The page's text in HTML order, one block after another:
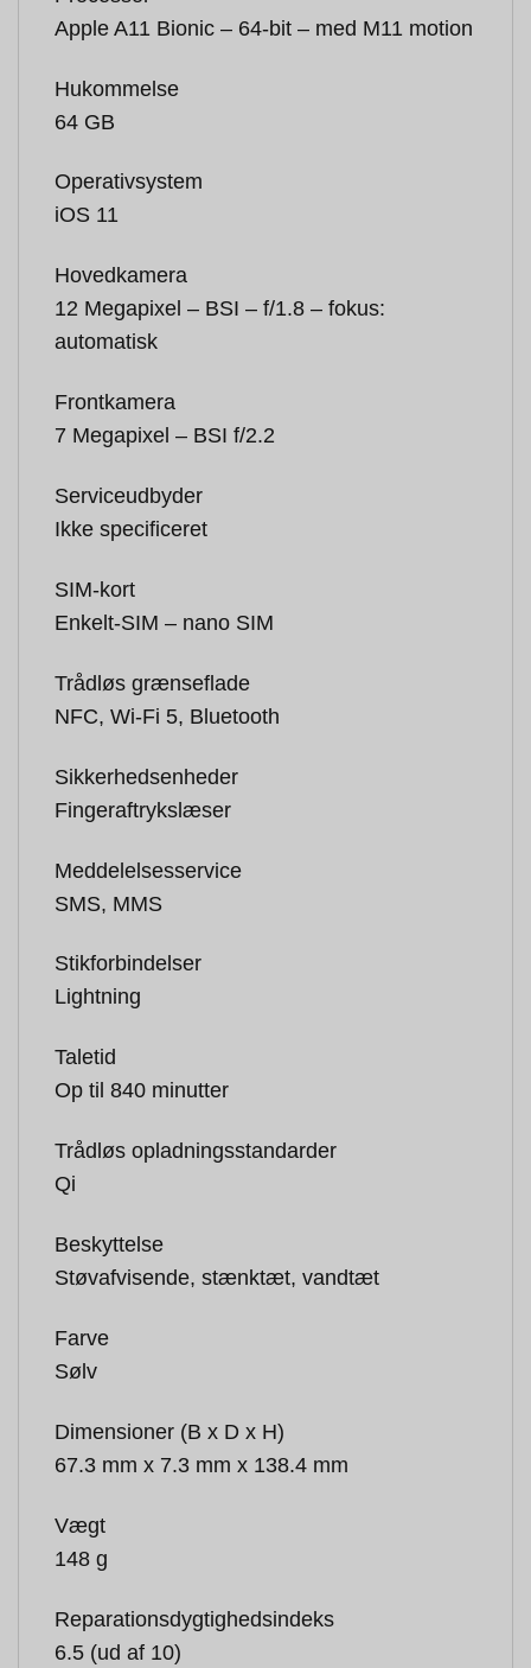
Apple A11 Bionic – 64-bit – med M11 motion
Hukommelse
64 GB
Operativsystem
iOS 11
Hovedkamera
12 Megapixel – BSI – f/1.8 – fokus:
automatisk
Frontkamera
7 Megapixel – BSI f/2.2
Serviceudbyder
Ikke specificeret
SIM-kort
Enkelt-SIM – nano SIM
Trådløs grænseflade
NFC, Wi-Fi 5, Bluetooth
Sikkerhedsenheder
Fingeraftrykslæser
Meddelelsesservice
SMS, MMS
Stikforbindelser
Lightning
Taletid
Op til 840 minutter
Trådløs opladningsstandarder
Qi
Beskyttelse
Støvafvisende, stænktæt, vandtæt
Farve
Sølv
Dimensioner (B x D x H)
67.3 mm x 7.3 mm x 138.4 mm
Vægt
148 g
Reparationsdygtighedsindeks
6.5 (ud af 10)